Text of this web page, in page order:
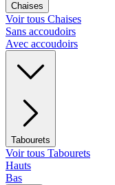
Chaises
Voir tous Chaises
Sans accoudoirs
Avec accoudoirs
Tabourets
Voir tous Tabourets
Hauts
Bas